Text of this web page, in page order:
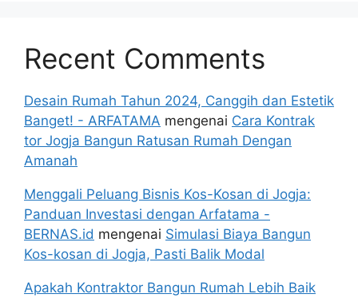
Recent Comments
Desain Rumah Tahun 2024, Canggih dan Estetik
Banget! - ARFATAMA mengenai Cara Kontrak
tor Jogja Bangun Ratusan Rumah Dengan
Amanah
Menggali Peluang Bisnis Kos-Kosan di Jogja:
Panduan Investasi dengan Arfatama -
BERNAS.id mengenai Simulasi Biaya Bangun
Kos-kosan di Jogja, Pasti Balik Modal
Apakah Kontraktor Bangun Rumah Lebih Baik